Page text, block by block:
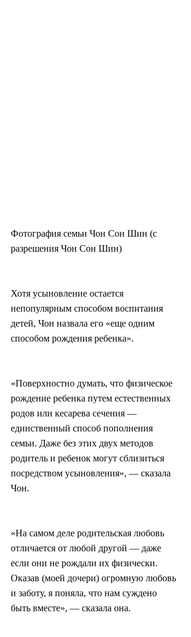
Фотография семьи Чон Сон Шин (с
разрешения Чон Сон Шин)
Хотя усыновление остается
непопулярным способом воспитания
детей, Чон назвала его «еще одним
способом рождения ребенка».
«Поверхностно думать, что физическое
рождение ребенка путем естественных
родов или кесарева сечения —
единственный способ пополнения
семьи. Даже без этих двух методов
родитель и ребенок могут сблизиться
посредством усыновления», — сказала
Чон.
«На самом деле родительская любовь
отличается от любой другой — даже
если они не рождали их физически.
Оказав (моей дочери) огромную любовь
и заботу, я поняла, что нам суждено
быть вместе», — сказала она.